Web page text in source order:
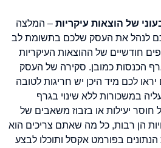
של הוצאות עיקריות – המלצה
לנהל את העסק שלכם בתשומת לב
חודשיים של ההוצאות העיקריות
הכנסות כמובן. סקירה של העסק
יראו לכם מיד היכן יש חריגות לטובה
במשכורות ללא שינוי בגרף
יעילות או בזבוז משאבים של
הן רבות, כל מה שאתם צריכים הוא
בפורמט אקסל ותוכלו לבצע